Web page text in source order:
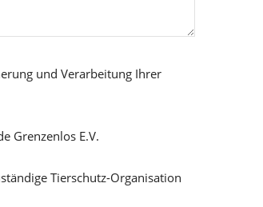
und Verarbeitung Ihrer
Grenzenlos E.V.
Tierschutz-Organisation